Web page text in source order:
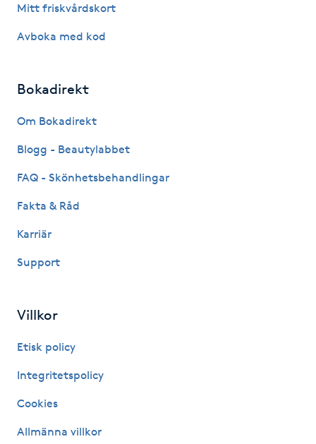
Gelenaglar
Gellack med förstärkning
Gravidmassage
Gruppträning
Mitt friskvårdskort
Avboka med kod
Bokadirekt
Om Bokadirekt
Blogg - Beautylabbet
FAQ - Skönhetsbehandlingar
Fakta & Råd
Karriär
Support
Villkor
Etisk policy
Integritetspolicy
Cookies
Allmänna villkor